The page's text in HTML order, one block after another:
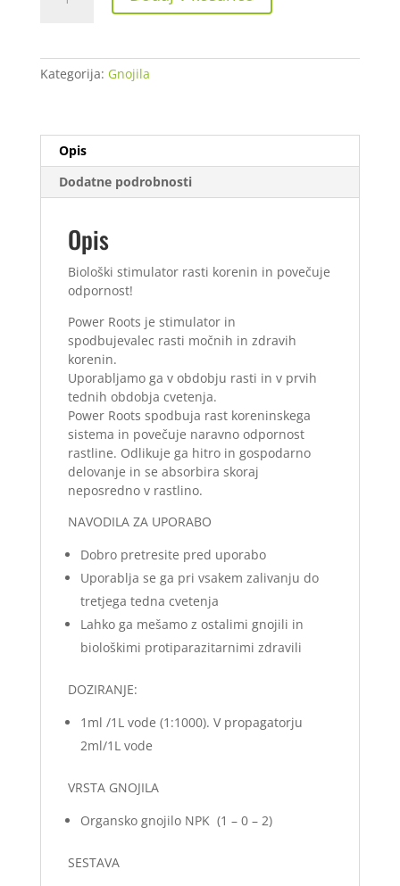
ml
količina
Kategorija: Gnojila
Opis
Dodatne podrobnosti
Opis
Biološki stimulator rasti korenin in povečuje
odpornost!
Power Roots je stimulator in
spodbujevalec rasti močnih in zdravih
korenin.
Uporabljamo ga v obdobju rasti in v prvih
tednih obdobja cvetenja.
Power Roots spodbuja rast koreninskega
sistema in povečuje naravno odpornost
rastline. Odlikuje ga hitro in gospodarno
delovanje in se absorbira skoraj
neposredno v rastlino.
NAVODILA ZA UPORABO
Dobro pretresite pred uporabo
Uporablja se ga pri vsakem zalivanju do
tretjega tedna cvetenja
Lahko ga mešamo z ostalimi gnojili in
biološkimi protiparazitarnimi zdravili
DOZIRANJE:
1ml /1L vode (1:1000). V propagatorju
2ml/1L vode
VRSTA GNOJILA
Organsko gnojilo NPK (1 – 0 – 2)
SESTAVA